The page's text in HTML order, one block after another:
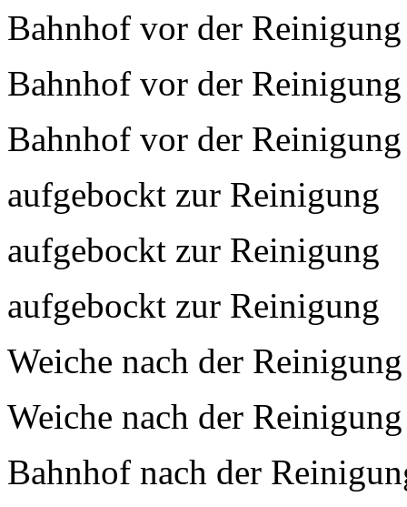
Bahnhof vor der Reinigung
Bahnhof vor der Reinigung
Bahnhof vor der Reinigung
aufgebockt zur Reinigung
aufgebockt zur Reinigung
aufgebockt zur Reinigung
Weiche nach der Reinigung
Weiche nach der Reinigung
Bahnhof nach der